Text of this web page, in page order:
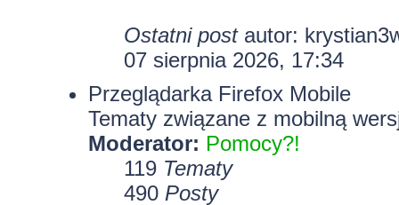
Ostatni postautor:
07 sierpnia 2026, 17:34
Przeglądarka Firefox Mobile
Tematy związane z mobilną
Moderator: Pomocy?!
119 Tematy
490 Posty